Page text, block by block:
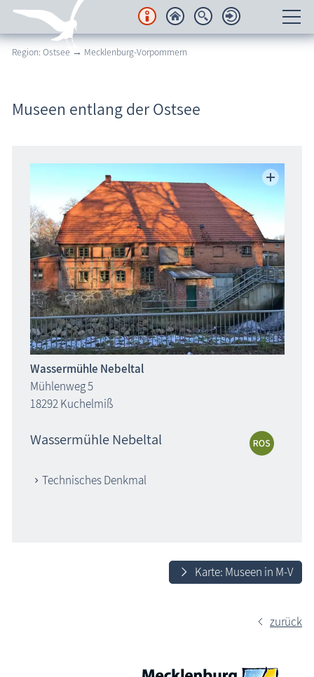
Unterkünfte
Karten
Freizeit
Wissenswertes
Veranstaltungen
Blog
Region: Ostsee → Mecklenburg-Vorpommern
Museen entlang der Ostsee
Wassermühle Nebeltal
Mühlenweg 5
18292 Kuchelmiß
Wassermühle Nebeltal
Technisches Denkmal
Karte: Museen in M-V
zurück